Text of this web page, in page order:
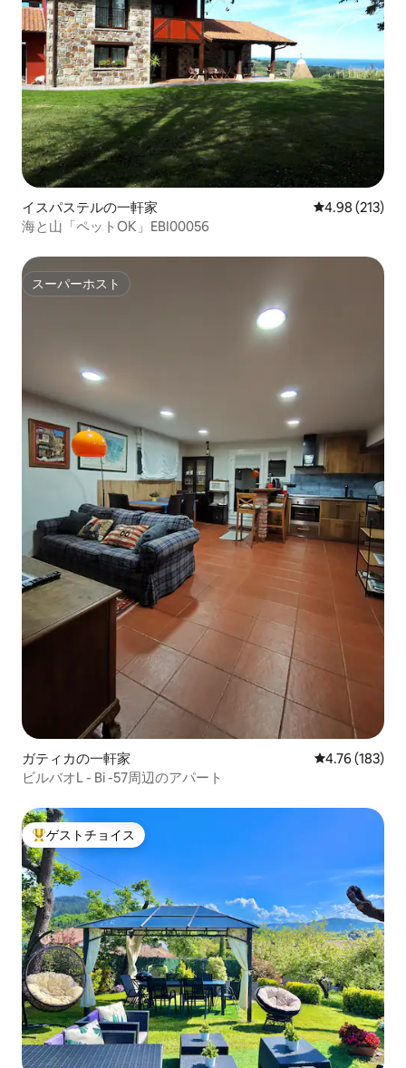
イスパステルの一軒家 レビュー213
4.98 (213)
海と山「ペットOK」EBI00056
スーパーホスト
スーパーホスト
ガティカの一軒家 レビュー183
4.76 (183)
ビルバオL - Bi -57周辺のアパート
大好評のゲストチョイスです。
ゲストチョイス